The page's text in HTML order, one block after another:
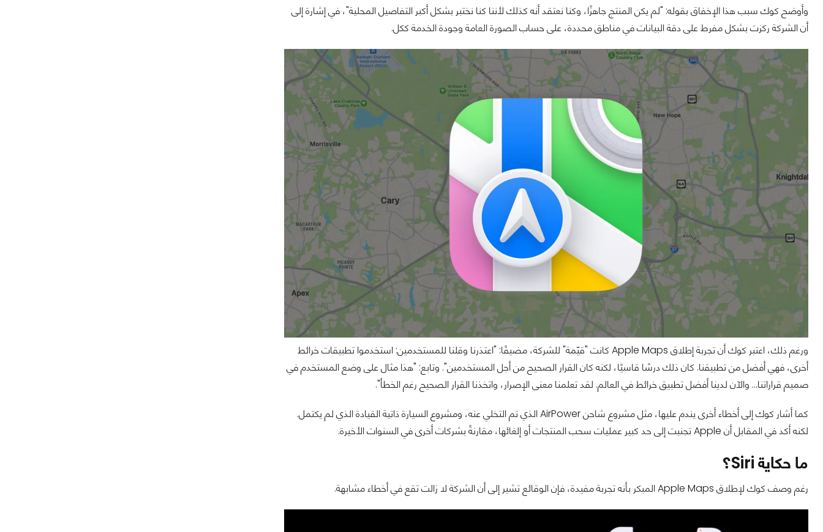
وأوضح كوك سبب هذا الإخفاق بقوله: "لم يكن المنتج جاهزًا، وكنا نعتقد أنه كذلك لأننا كنا نختبر بشكل أكبر التفاصيل المحلية"، في إشارة إلى
أن الشركة ركزت بشكل مفرط على دقة البيانات في مناطق محددة، على حساب الصورة العامة وجودة الخدمة ككل.
ورغم ذلك، اعتبر كوك أن تجربة إطلاق Apple Maps كانت "قيّمة" للشركة، مضيفًا: "اعتذرنا وقلنا للمستخدمين: استخدموا تطبيقات خرائط
أخرى، فهي أفضل من تطبيقنا. كان ذلك درسًا قاسيًا، لكنه كان القرار الصحيح من أجل المستخدمين". وتابع: "هذا مثال على وضع المستخدم في
صميم قراراتنا... والآن لدينا أفضل تطبيق خرائط في العالم. لقد تعلمنا معنى الإصرار، واتخذنا القرار الصحيح رغم الخطأ".
كما أشار كوك إلى أخطاء أخرى يندم عليها، مثل مشروع شاحن AirPower الذي تم التخلي عنه، ومشروع السيارة ذاتية القيادة الذي لم يكتمل.
لكنه أكد في المقابل أن Apple تجنبت إلى حد كبير عمليات سحب المنتجات أو إلغائها، مقارنةً بشركات أخرى في السنوات الأخيرة.
ما حكاية Siri؟
رغم وصف كوك لإطلاق Apple Maps المبكر بأنه تجربة مفيدة، فإن الوقائع تشير إلى أن الشركة لا زالت تقع في أخطاء مشابهة.